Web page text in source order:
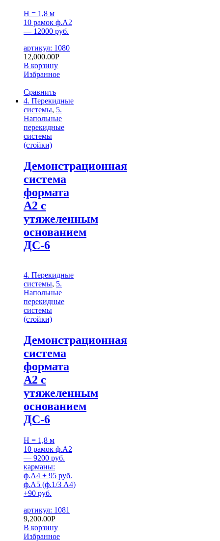
H = 1,8 м
10 рамок ф.А2
— 12000 руб.
артикул: 1080
12,000.00Р
В корзину
Избранное
Сравнить
4. Перекидные
системы, 5.
Напольные
перекидные
системы
(стойки)
Демонстрационная
система
формата
А2 с
утяжеленным
основанием
ДС-6
4. Перекидные
системы, 5.
Напольные
перекидные
системы
(стойки)
Демонстрационная
система
формата
А2 с
утяжеленным
основанием
ДС-6
H = 1,8 м
10 рамок ф.А2
— 9200 руб.
карманы:
ф.А4 + 95 руб.
ф.А5 (ф.1/3 А4)
+90 руб.
артикул: 1081
9,200.00Р
В корзину
Избранное